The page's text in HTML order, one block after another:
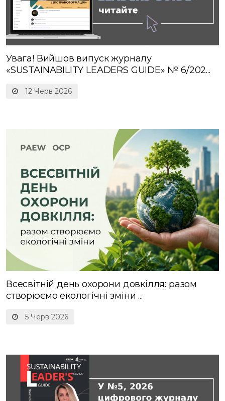
12 Черв 2026
Увага! Вийшов випуск журналу
«SUSTAINABILITY LEADERS GUIDE» № 6/202...
5 Черв 2026
Всесвітній день охорони довкілля: разом
створюємо екологічні зміни ...